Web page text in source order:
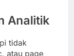
Analitik
tidak
atau page